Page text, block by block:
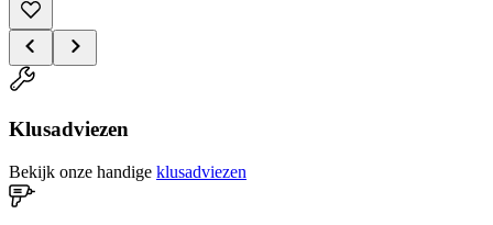
Klusadviezen
Bekijk onze handige klusadviezen